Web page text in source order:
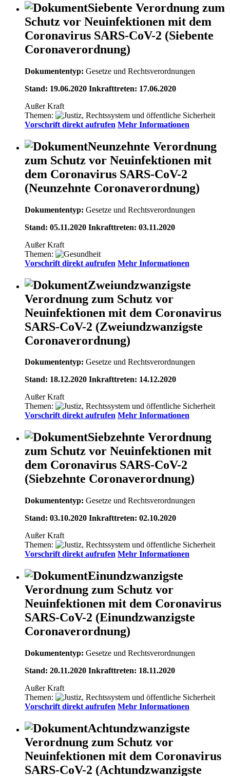
Siebente Verordnung zum
Schutz vor Neuinfektionen mit dem
Coronavirus SARS-CoV-2 (Siebente
Coronaverordnung)
Dokumententyp: Gesetze und Rechtsverordnungen
Stand: 19.06.2020 Inkrafttreten: 17.06.2020
Außer Kraft
Themen:
Vorschrift direkt aufrufen Mehr Informationen
Neunzehnte Verordnung
zum Schutz vor Neuinfektionen mit
dem Coronavirus SARS-CoV-2
(Neunzehnte Coronaverordnung)
Dokumententyp: Gesetze und Rechtsverordnungen
Stand: 05.11.2020 Inkrafttreten: 03.11.2020
Außer Kraft
Themen:
Vorschrift direkt aufrufen Mehr Informationen
Zweiundzwanzigste
Verordnung zum Schutz vor
Neuinfektionen mit dem Coronavirus
SARS-CoV-2 (Zweiundzwanzigste
Coronaverordnung)
Dokumententyp: Gesetze und Rechtsverordnungen
Stand: 18.12.2020 Inkrafttreten: 14.12.2020
Außer Kraft
Themen:
Vorschrift direkt aufrufen Mehr Informationen
Siebzehnte Verordnung
zum Schutz vor Neuinfektionen mit
dem Coronavirus SARS-CoV-2
(Siebzehnte Coronaverordnung)
Dokumententyp: Gesetze und Rechtsverordnungen
Stand: 03.10.2020 Inkrafttreten: 02.10.2020
Außer Kraft
Themen:
Vorschrift direkt aufrufen Mehr Informationen
Einundzwanzigste
Verordnung zum Schutz vor
Neuinfektionen mit dem Coronavirus
SARS-CoV-2 (Einundzwanzigste
Coronaverordnung)
Dokumententyp: Gesetze und Rechtsverordnungen
Stand: 20.11.2020 Inkrafttreten: 18.11.2020
Außer Kraft
Themen:
Vorschrift direkt aufrufen Mehr Informationen
Achtundzwanzigste
Verordnung zum Schutz vor
Neuinfektionen mit dem Coronavirus
SARS-CoV-2 (Achtundzwanzigste